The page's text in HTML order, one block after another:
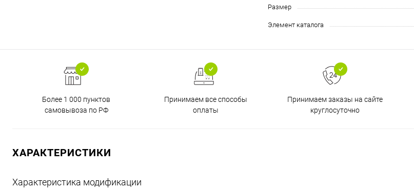
Размер
Элемент каталога
Более 1 000 пунктов
самовывоза по РФ
Принимаем все способы
оплаты
Принимаем заказы на сайте
круглосуточно
ХАРАКТЕРИСТИКИ
Характеристика модификации